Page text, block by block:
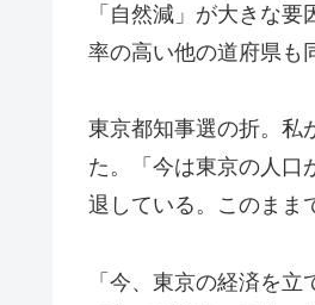
「自然減」が大きな
率の高い他の道府県も
東京都知事選の折。私
た。「今は東京の人口
退している。このまま
「今、東京の経済を